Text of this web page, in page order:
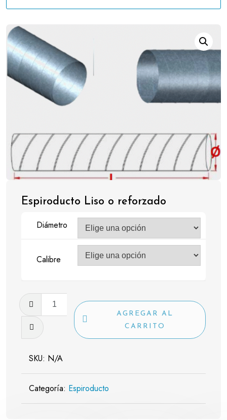
Espiroducto Liso o reforzado
Diámetro
Calibre
Espiroducto
Liso
reforzado
cantidad
AGREGAR AL
CARRITO
SKU: N/A
Categoría: Espiroducto